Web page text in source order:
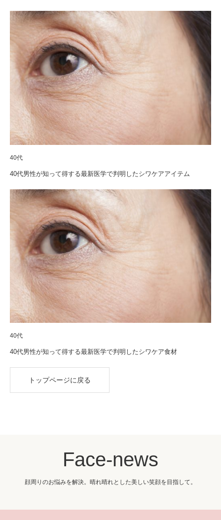
40代
40代男性が知って得する最新医学で判明したシワケアアイテム
40代
40代男性が知って得する最新医学で判明したシワケア食材
トップページに戻る
Face-news
顔周りのお悩みを解決。晴れ晴れとした美しい笑顔を目指して。